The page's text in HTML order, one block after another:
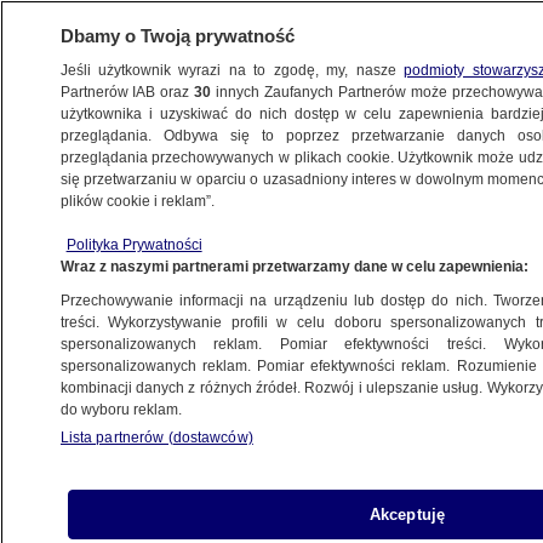
ŁÓDŹ
pod obrazkiem pierwszej damy radny PSL
stanie przed sądem
Zespół autorów
2.07.2026, 17:46
Posłuchaj artykułu
Dbamy o Twoją prywatność
Jeśli użytkownik wyrazi na to zgodę, my, naszepodmioty
Partnerów IAB oraz30 innych Zaufanych Partnerów może
użytkownika i uzyskiwać do nich dostęp w celu zapewnienia
przeglądania. Odbywa się to poprzez przetwarzanie danych
przeglądania przechowywanych w plikach cookie. Użytkownik może
się przetwarzaniu w oparciu o uzasadniony interes w dowolnym
plików cookie i reklam”.
Polityka Prywatności
Wraz z naszymi partnerami przetwarzamy dane w celu zapewnienia:
Przechowywanie informacji na urządzeniu lub dostęp do nich.
treści. Wykorzystywanie profili w celu doboru spersonalizowanych
spersonalizowanych reklam. Pomiar efektywności treści.
spersonalizowanych reklam. Pomiar efektywności reklam.
kombinacji danych z różnych źródeł. Rozwój i ulepszanie usług.
do wyboru reklam.
Lista partnerów (dostawców)
Akceptuję